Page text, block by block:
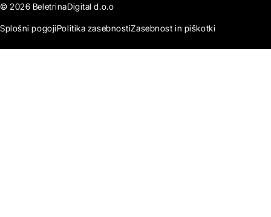
© 2026 BeletrinaDigital d.o.o
Splošni pogojiPolitika zasebnostiZasebnost in piškotki